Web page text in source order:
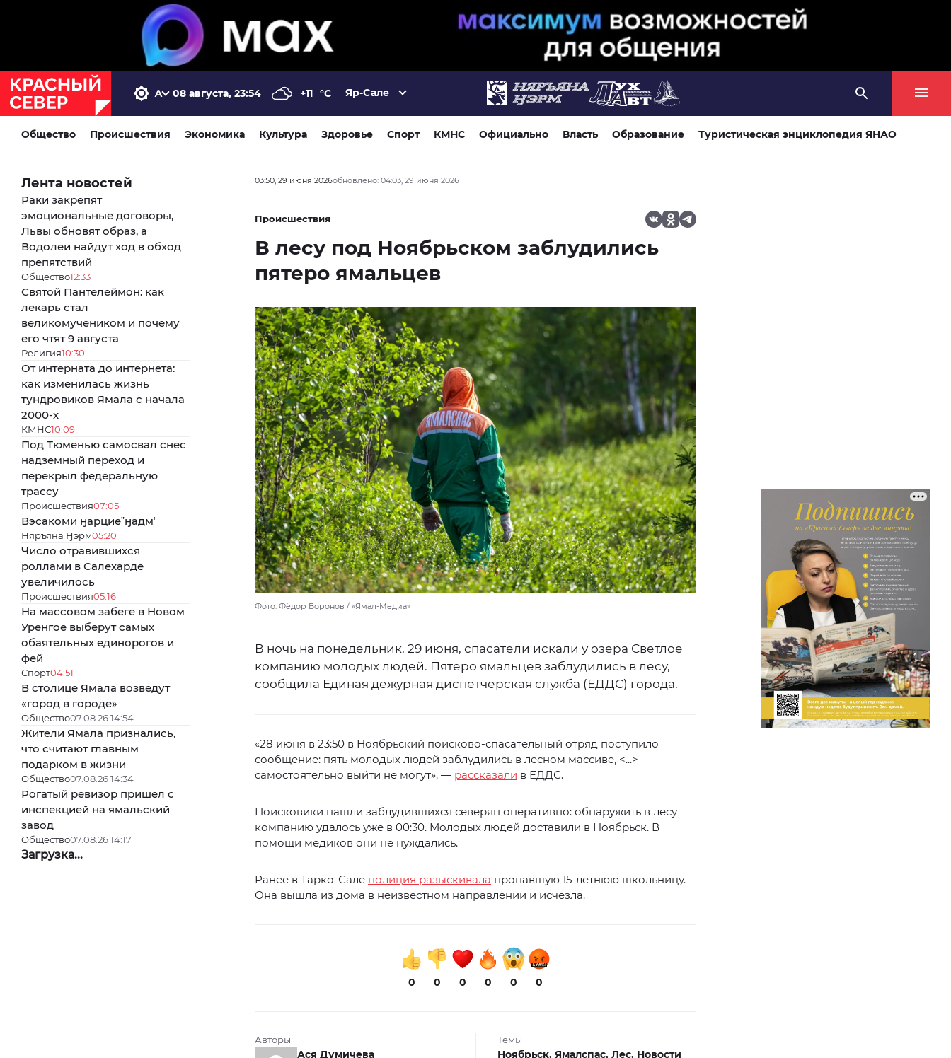
08 августа, 23:54 +11 °C Яр-Сале
Общество Происшествия Экономика Культура Здоровье Спорт КМНС Официально Власть Образование Туристическая энциклопедия ЯНАО
Лента новостей
Раки закрепят
эмоциональные договоры,
Львы обновят образ, а
Водолеи найдут ход в обход
препятствий
Общество12:33
Святой Пантелеймон: как
лекарь стал
великомучеником и почему
его чтят 9 августа
Религия10:30
От интерната до интернета:
как изменилась жизнь
тундровиков Ямала с начала
2000-х
КМНС10:09
Под Тюменью самосвал снес
надземный переход и
перекрыл федеральную
трассу
Происшествия07:05
Вэсакоми ӈарциеˮӈадмʼ
Няръяна Ӈэрм05:20
Число отравившихся
роллами в Салехарде
увеличилось
Происшествия05:16
На массовом забеге в Новом
Уренгое выберут самых
обаятельных единорогов и
фей
Спорт04:51
В столице Ямала возведут
«город в городе»
Общество07.08.26 14:54
Жители Ямала признались,
что считают главным
подарком в жизни
Общество07.08.26 14:34
Рогатый ревизор пришел с
инспекцией на ямальский
завод
Общество07.08.26 14:17
Загрузка...
03:50, 29 июня 2026обновлено: 04:03, 29 июня 2026
Происшествия
В лесу под Ноябрьском заблудились
пятеро ямальцев
Фото: Фёдор Воронов / «Ямал-Медиа»
В ночь на понедельник, 29 июня, спасатели искали у озера Светлое
компанию молодых людей. Пятеро ямальцев заблудились в лесу,
сообщила Единая дежурная диспетчерская служба (ЕДДС) города.
«28 июня в 23:50 в Ноябрьский поисково-спасательный отряд поступило
сообщение: пять молодых людей заблудились в лесном массиве, <...>
самостоятельно выйти не могут», — рассказали в ЕДДС.
Поисковики нашли заблудившихся северян оперативно: обнаружить в лесу
компанию удалось уже в 00:30. Молодых людей доставили в Ноябрьск. В
помощи медиков они не нуждались.
Ранее в Тарко‑Сале полиция разыскивала пропавшую 15-летнюю школьницу.
Она вышла из дома в неизвестном направлении и исчезла.
0 0 0 0 0 0
Авторы
Ася Думичева
Темы
Ноябрьск, Ямалспас, Лес, Новости